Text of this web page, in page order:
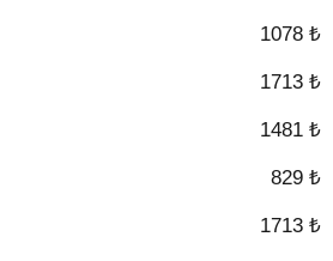
1078 ₺
1713 ₺
1481 ₺
829 ₺
1713 ₺